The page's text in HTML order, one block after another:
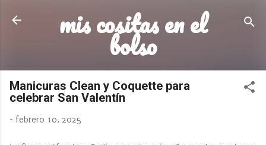
Ir al contenido principal
mis cositas en el
bolso
Manicuras Clean y Coquette para
celebrar San Valentín
- febrero 10, 2025